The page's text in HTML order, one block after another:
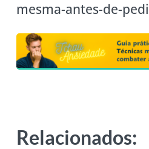
mesma-antes-de-
Relacionados: